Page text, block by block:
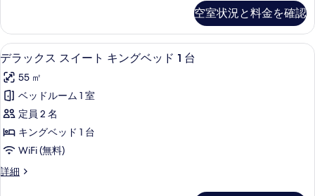
真
を
表
示
す
る
ド
台
の
す
べ
て
の
写
キ
ン
グ
ッ
ド
台
の
詳
細
空室状況と料金を確認
デ
ラ
ッ
ク
ス
ス
イ
ー
1 室のベッドルーム、高級寝具、羽
6
デラックス スイート キングベッド 1 台
55 ㎡
ベッドルーム 1 室
定員 2 名
キングベッド 1 台
WiFi (無料)
詳細
デ